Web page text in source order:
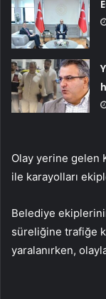
Olay yerine gelen
ile karayolları
Belediye
süreliğine trafiğe
yaralanırken,